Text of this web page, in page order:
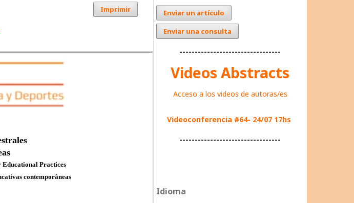
Imprimir
Enviar un artículo
Enviar una consulta
---------------------------------
Videos Abstracts
Acceso a los videos de autoras/es
Videoconferencia #64- 24/07 17hs
---------------------------------
Idioma